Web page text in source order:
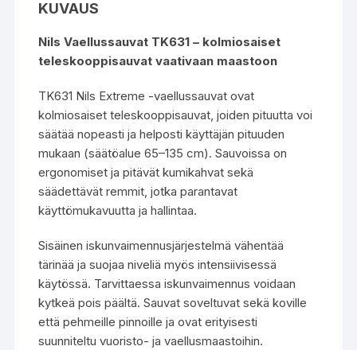
KUVAUS
Nils Vaellussauvat TK631 – kolmiosaiset
teleskooppisauvat vaativaan maastoon
TK631 Nils Extreme -vaellussauvat ovat
kolmiosaiset teleskooppisauvat, joiden pituutta voi
säätää nopeasti ja helposti käyttäjän pituuden
mukaan (säätöalue 65–135 cm). Sauvoissa on
ergonomiset ja pitävät kumikahvat sekä
säädettävät remmit, jotka parantavat
käyttömukavuutta ja hallintaa.
Sisäinen iskunvaimennusjärjestelmä vähentää
tärinää ja suojaa niveliä myös intensiivisessä
käytössä. Tarvittaessa iskunvaimennus voidaan
kytkeä pois päältä. Sauvat soveltuvat sekä koville
että pehmeille pinnoille ja ovat erityisesti
suunniteltu vuoristo- ja vaellusmaastoihin.